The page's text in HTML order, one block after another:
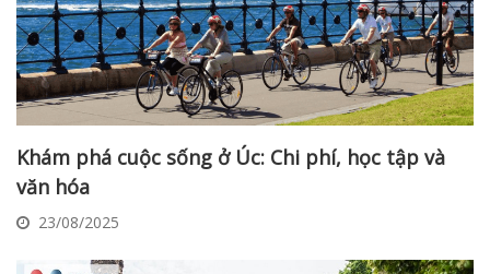
Khám phá cuộc sống ở Úc: Chi phí, học tập và
văn hóa
23/08/2025